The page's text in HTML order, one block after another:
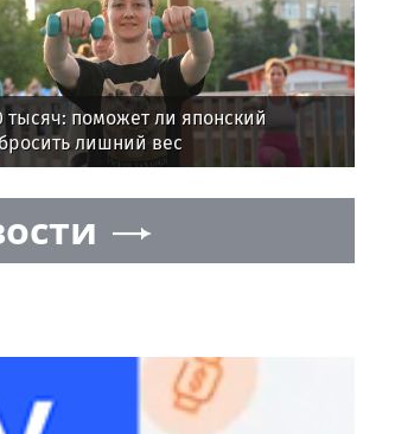
тысяч: поможет ли японский
лишний вес